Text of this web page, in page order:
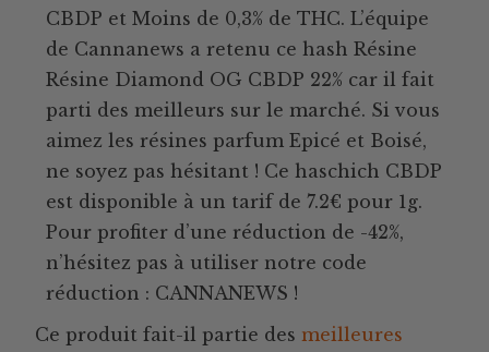
CBDP et Moins de 0,3% de THC. L’équipe
de Cannanews a retenu ce hash Résine
Résine Diamond OG CBDP 22% car il fait
parti des meilleurs sur le marché. Si vous
aimez les résines parfum Epicé et Boisé,
ne soyez pas hésitant ! Ce haschich CBDP
est disponible à un tarif de 7.2€ pour 1g.
Pour profiter d’une réduction de -42%,
n’hésitez pas à utiliser notre code
réduction : CANNANEWS !
Ce produit fait-il partie des meilleures